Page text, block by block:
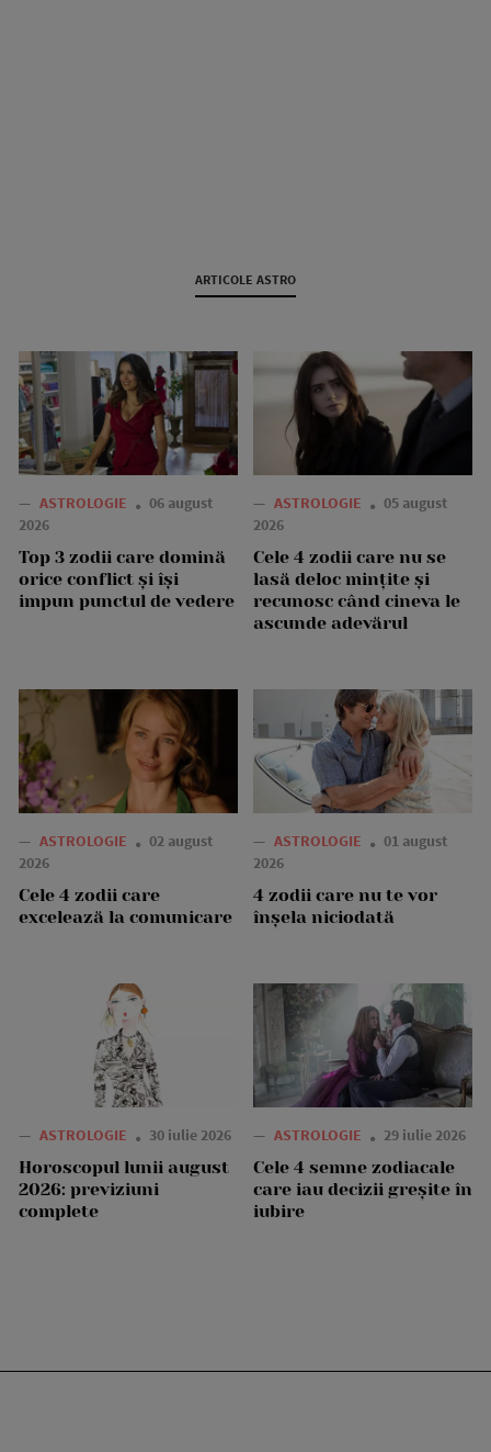
ARTICOLE ASTRO
— ASTROLOGIE
06 august
2026
Top 3 zodii care domină
orice conflict și își
impun punctul de vedere
— ASTROLOGIE
05 august
2026
Cele 4 zodii care nu se
lasă deloc mințite și
recunosc când cineva le
ascunde adevărul
— ASTROLOGIE
02 august
2026
Cele 4 zodii care
excelează la comunicare
— ASTROLOGIE
01 august
2026
4 zodii care nu te vor
înșela niciodată
— ASTROLOGIE 30 iulie 2026
Horoscopul lunii august
2026: previziuni
complete
— ASTROLOGIE 29 iulie 2026
Cele 4 semne zodiacale
care iau decizii greșite în
iubire